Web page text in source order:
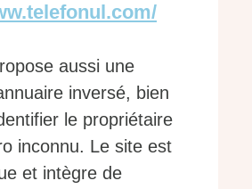
aussi une
inversé, bien
le propriétaire
inconnu. Le site est
et intègre de